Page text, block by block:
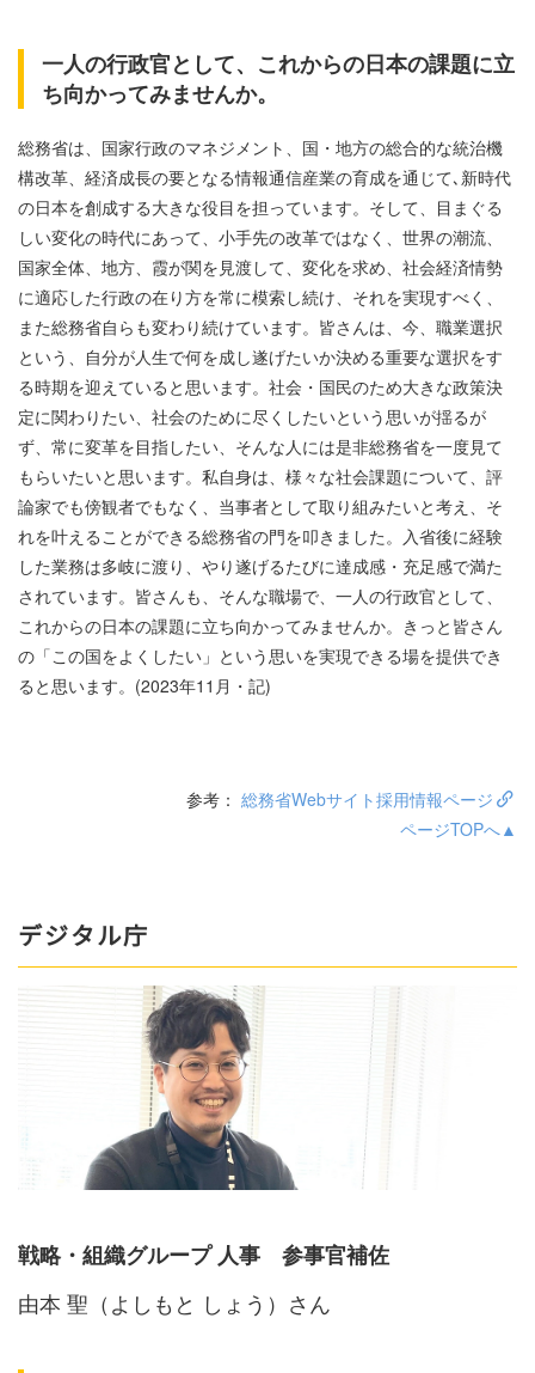
一人の行政官として、これからの日本の課題に立
ち向かってみませんか。
総務省は、国家行政のマネジメント、国・地方の総合的な統治機
構改革、経済成長の要となる情報通信産業の育成を通じて､新時代
の日本を創成する大きな役目を担っています。そして、目まぐる
しい変化の時代にあって、小手先の改革ではなく、世界の潮流、
国家全体、地方、霞が関を見渡して、変化を求め、社会経済情勢
に適応した行政の在り方を常に模索し続け、それを実現すべく、
また総務省自らも変わり続けています。皆さんは、今、職業選択
という、自分が人生で何を成し遂げたいか決める重要な選択をす
る時期を迎えていると思います。社会・国民のため大きな政策決
定に関わりたい、社会のために尽くしたいという思いが揺るが
ず、常に変革を目指したい、そんな人には是非総務省を一度見て
もらいたいと思います。私自身は、様々な社会課題について、評
論家でも傍観者でもなく、当事者として取り組みたいと考え、そ
れを叶えることができる総務省の門を叩きました。入省後に経験
した業務は多岐に渡り、やり遂げるたびに達成感・充足感で満た
されています。皆さんも、そんな職場で、一人の行政官として、
これからの日本の課題に立ち向かってみませんか。きっと皆さん
の「この国をよくしたい」という思いを実現できる場を提供でき
ると思います。(2023年11月・記)
参考： 総務省Webサイト採用情報ページ
ページTOPへ▲
デジタル庁
戦略・組織グループ 人事 参事官補佐
由本 聖（よしもと しょう）さん